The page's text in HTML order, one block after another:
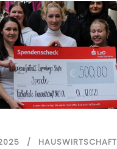
HAUSWIRTSCHAFT